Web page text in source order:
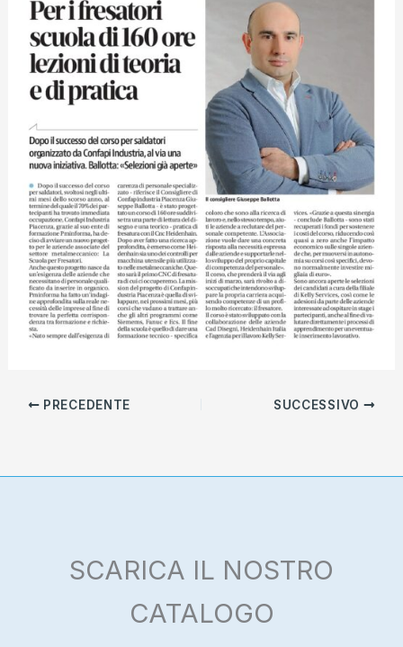
PRECEDENTE SUCCESSIVO
SCARICA IL NOSTRO
CATALOGO